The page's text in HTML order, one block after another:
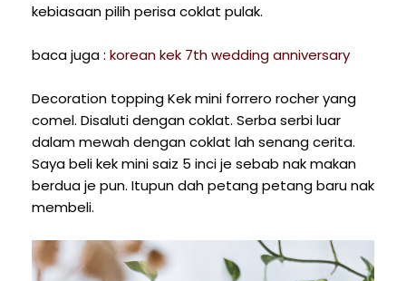
kebiasaan pilih perisa coklat pulak.
baca juga : korean kek 7th wedding anniversary
Decoration topping Kek mini forrero rocher yang
comel. Disaluti dengan coklat. Serba serbi luar
dalam mewah dengan coklat lah senang cerita.
Saya beli kek mini saiz 5 inci je sebab nak makan
berdua je pun. Itupun dah petang petang baru nak
membeli.